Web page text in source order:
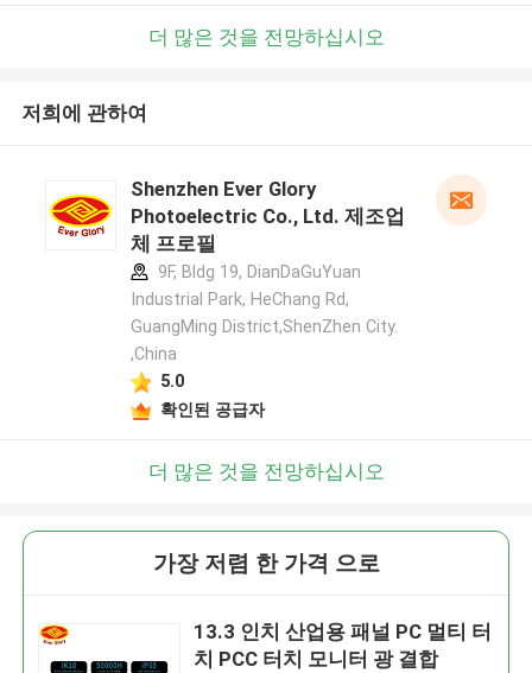
더 많은 것을 전망하십시오
저희에 관하여
Shenzhen Ever Glory
Photoelectric Co., Ltd. 제조업
체 프로필
9F, Bldg 19, DianDaGuYuan
Industrial Park, HeChang Rd,
GuangMing District,ShenZhen City.
,China
5.0
확인된 공급자
더 많은 것을 전망하십시오
가장 저렴 한 가격 으로
13.3 인치 산업용 패널 PC 멀티 터
치 PCC 터치 모니터 광 결합